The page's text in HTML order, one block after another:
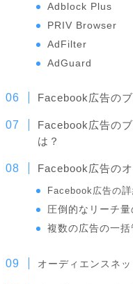
Adblock Plus
PRIV Browser
AdFilter
AdGuard
Facebook広告の
Facebook広告の
は？
Facebook広告の
Facebook広告の
圧倒的なリーチ量
複数の広告の一
オーディエンスネ